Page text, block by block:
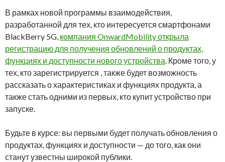
В рамках новой программы взаимодействия,
разработанной для тех, кто интересуется смартфонами
BlackBerry 5G, компания OnwardMobility открыла
регистрацию для получения обновлений о продуктах,
функциях и доступности нового устройства . Кроме того, у
тех, кто зарегистрируется , также будет возможность
рассказать о характеристиках и функциях продукта, а
также стать одними из первых, кто купит устройство при
запуске.
Будьте в курсе: вы первыми будет получать обновления о
продуктах, функциях и доступности — до того, как они
станут узвестны широкой публики.